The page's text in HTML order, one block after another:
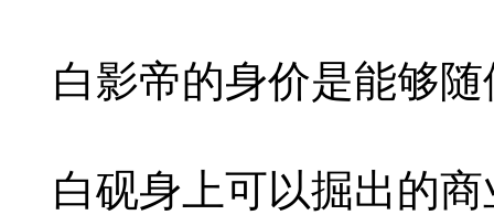
白影帝的身价是能够随
白砚身上可以掘出的商